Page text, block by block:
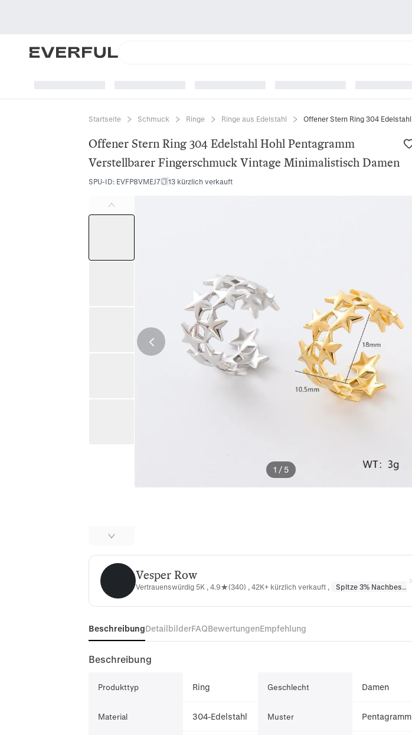
Startseite Schmuck Ringe Ringe aus Edelstahl
Offener Stern Ring 304 Edelstahl Hohl Pentagramm
Verstellbarer Fingerschmuck Vintage Minimalistisch Damen
SPU-ID: EVFP8VMEJ7 13 kürzlich verkauft
1 / 5
Vesper RowVesper Row
Vertrauenswürdig 5K , 4.9★(340) , 42K+ kürzlich verkauft , Spitze 3% Nachbestellt
BeschreibungDetailbilderFAQBewertungenEmpfehlung
Beschreibung
Produkttyp Ring Geschlecht Damen
Material 304-Edelstahl Muster Pentagramm